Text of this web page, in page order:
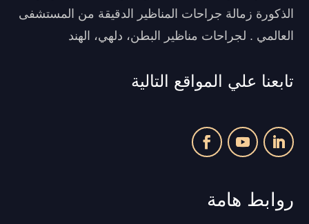
روابط هامة
الذكورة زمالة جراحات المناظير الدقيقة من المستشفى
العالمي . لجراحات مناظير البطن، دلهي، الهند
تابعنا علي المواقع التالية